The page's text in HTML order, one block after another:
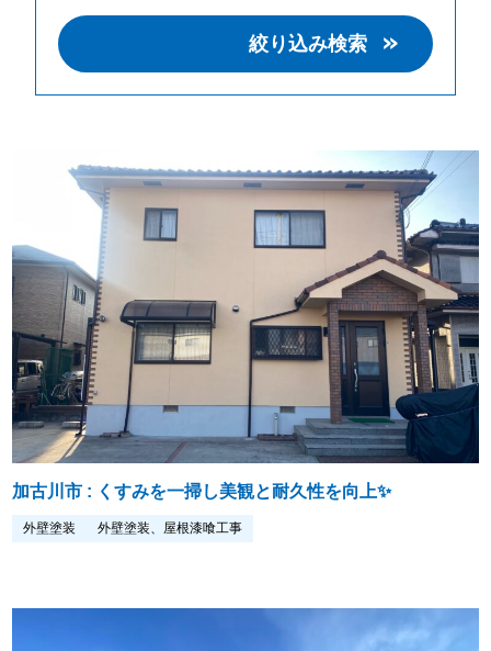
絞り込み検索
加古川市 : くすみを一掃し美観と耐久性を向上✨
外壁塗装 外壁塗装、屋根漆喰工事